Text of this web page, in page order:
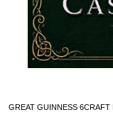
GREAT GUINNESS